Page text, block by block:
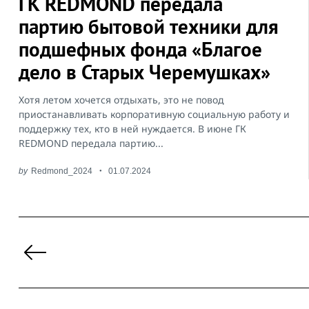
партию бытовой техники для
подшефных фонда «Благое
дело в Старых Черемушках»
Хотя летом хочется отдыхать, это не повод
приостанавливать корпоративную социальную работу и
поддержку тех, кто в ней нуждается. В июне ГК
REDMOND передала партию...
by Redmond_2024 01.07.2024
записей
Previous